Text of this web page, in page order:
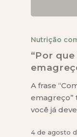
Nutrição
“Por
A frase
emagreço”
você já
4 de agosto